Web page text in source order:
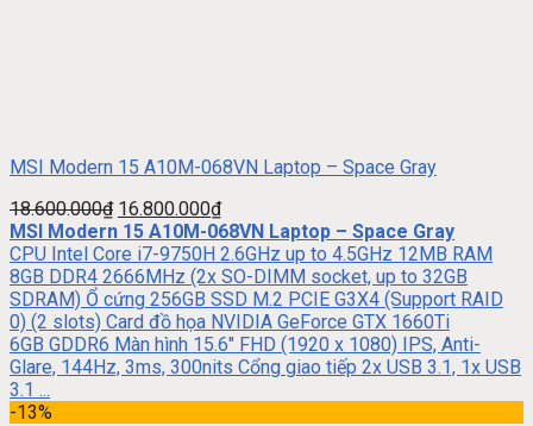
MSI Modern 15 A10M-068VN Laptop – Space Gray
18.600.000₫ 16.800.000₫
MSI Modern 15 A10M-068VN Laptop – Space Gray
CPU Intel Core i7-9750H 2.6GHz up to 4.5GHz 12MB RAM
8GB DDR4 2666MHz (2x SO-DIMM socket, up to 32GB
SDRAM) Ổ cứng 256GB SSD M.2 PCIE G3X4 (Support RAID
0) (2 slots) Card đồ họa NVIDIA GeForce GTX 1660Ti
6GB GDDR6 Màn hình 15.6″ FHD (1920 x 1080) IPS, Anti-
Glare, 144Hz, 3ms, 300nits Cổng giao tiếp 2x USB 3.1, 1x USB
3.1 ...
-13%